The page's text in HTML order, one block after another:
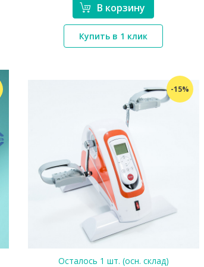
*}
В корзину
Купить в 1 клик
-15%
Осталось 1 шт. (осн. склад)